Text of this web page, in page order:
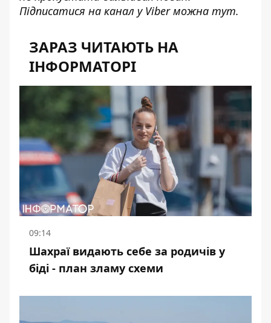
Підписатися на канал у Viber можна тут.
ЗАРАЗ ЧИТАЮТЬ НА
ІНФОРМАТОРІ
09:14
Шахраї видають себе за родичів у
біді - план зламу схеми